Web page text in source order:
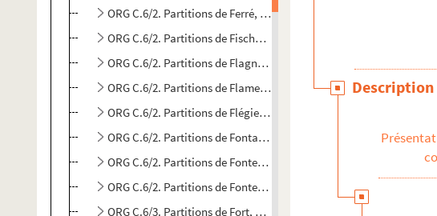
ORG C.6/2. Partitions de Ferré, Léo, 1916-1993 (compositeur)
ORG C.6/2. Partitions de Fischer, Samuel (compositeur)
ORG C.6/2. Partitions de Flagny, Lucien de (compositeur)
ORG C.6/2. Partitions de Flament, A. (compositeur)
ORG C.6/2. Partitions de Flégier, A. (compositeur)
ORG C.6/2. Partitions de Fontana (compositeur)
ORG C.6/2. Partitions de Fontenailles, Hercule de, 18..-1922
ORG C.6/2. Partitions de Fontenoy, Marc, 1910-.... (compositeur)
ORG C.6/3. Partitions de Fort, Jean (compositeur)
Description